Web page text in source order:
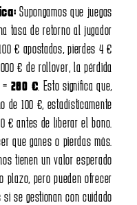
Supongamos que
con una tasa de retorno al
cada 100 € apostados,
los 7.000 € de rollover, la
€ × 0,04 =280 €. Esto significa
un bono de 100 €,
280 € antes de liberar el
hacer que ganes o pierdas
los bonos tienen un valor
a largo plazo, pero pueden
si se gestionan con